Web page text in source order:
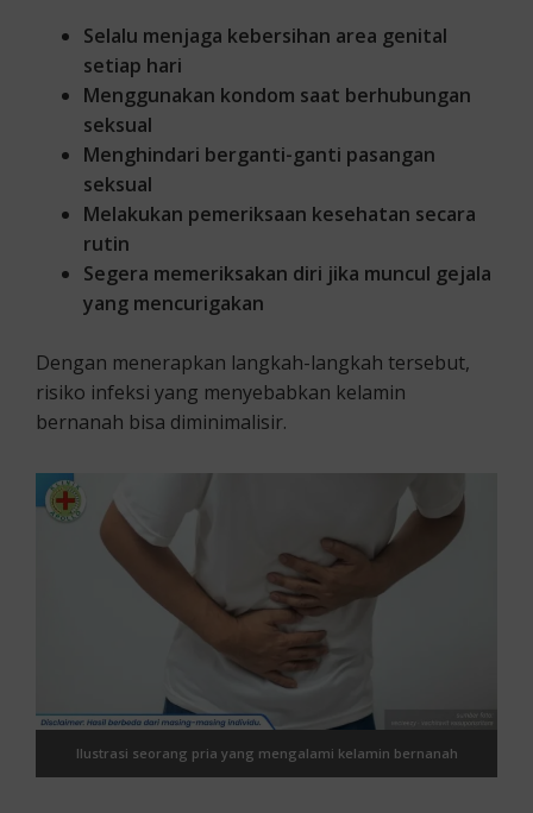
Selalu menjaga kebersihan area genital
setiap hari
Menggunakan kondom saat berhubungan
seksual
Menghindari berganti-ganti pasangan
seksual
Melakukan pemeriksaan kesehatan secara
rutin
Segera memeriksakan diri jika muncul gejala
yang mencurigakan
Dengan menerapkan langkah-langkah tersebut,
risiko infeksi yang menyebabkan kelamin
bernanah bisa diminimalisir.
Ilustrasi seorang pria yang mengalami kelamin bernanah